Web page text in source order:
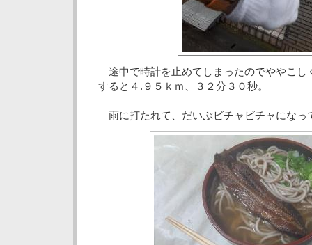
途中で時計を止めてしまったのでややこし
すると４.９５ｋｍ、３２分３０秒。
雨に打たれて、だいぶビチャビチャになっ